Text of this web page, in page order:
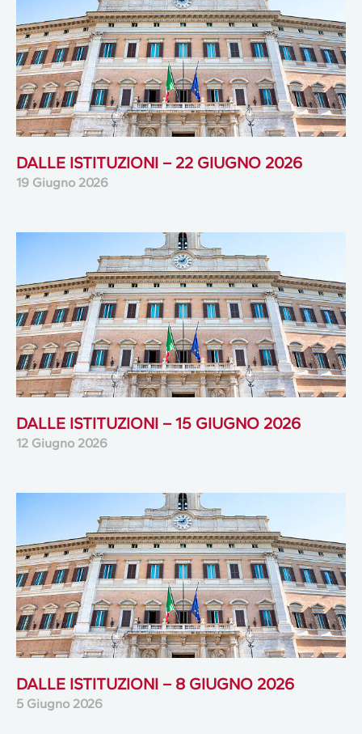
DALLE ISTITUZIONI – 22 GIUGNO 2026
19 Giugno 2026
DALLE ISTITUZIONI – 15 GIUGNO 2026
12 Giugno 2026
DALLE ISTITUZIONI – 8 GIUGNO 2026
5 Giugno 2026